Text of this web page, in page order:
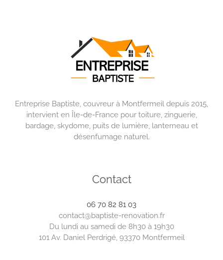
Entreprise Baptiste, couvreur à Montfermeil depuis 2015,
intervient en Île-de-France pour toiture, zinguerie,
bardage, skydome, puits de lumière, lanterneau et
désenfumage naturel.
Contact
06 70 82 81 03
contact@baptiste-renovation.fr
Du lundi au samedi de 8h30 à 19h30
101 Av. Daniel Perdrigé, 93370 Montfermeil